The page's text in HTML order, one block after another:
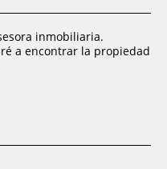
inmobiliaria.
a encontrar la propiedad